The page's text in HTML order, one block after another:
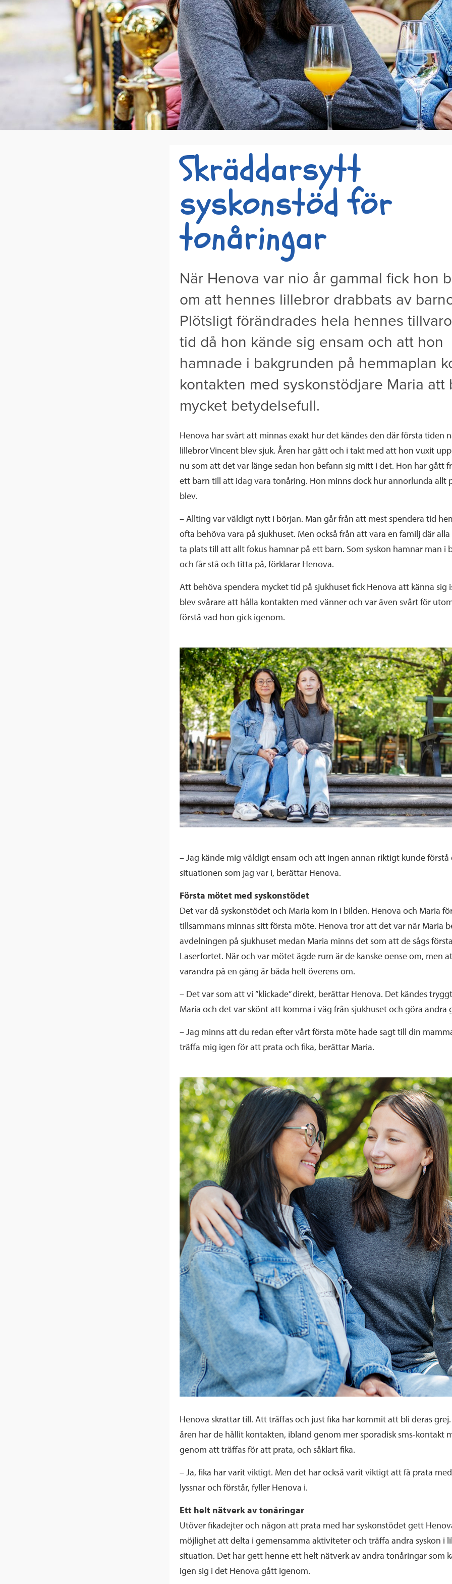
Skräddarsytt
syskonstöd för
tonåringar
När Henova var nio år gammal fick hon
om att hennes lillebror drabbats av
Plötsligt förändrades hela hennes
tid då hon kände sig ensam och att hon
hamnade i bakgrunden på hemmaplan
kontakten med syskonstödjare Maria att
mycket betydelsefull.
Henova har svårt att minnas exakt hur det kändes den där första tiden
lillebror Vincent blev sjuk. Åren har gått och i takt med att hon vuxit
nu som att det var länge sedan hon befann sig mitt i det. Hon har gått
ett barn till att idag vara tonåring. Hon minns dock hur annorlunda allt
blev.
– Allting var väldigt nytt i början. Man går från att mest spendera tid
ofta behöva vara på sjukhuset. Men också från att vara en familj där alla
ta plats till att allt fokus hamnar på ett barn. Som syskon hamnar man i
och får stå och titta på, förklarar Henova.
Att behöva spendera mycket tid på sjukhuset fick Henova att känna sig
blev svårare att hålla kontakten med vänner och var även svårt för
förstå vad hon gick igenom.
– Jag kände mig väldigt ensam och att ingen annan riktigt kunde förstå
situationen som jag var i, berättar Henova.
Första mötet med syskonstödet
Det var då syskonstödet och Maria kom in i bilden. Henova och Maria
tillsammans minnas sitt första möte. Henova tror att det var när Maria
avdelningen på sjukhuset medan Maria minns det som att de sågs
Laserfortet. När och var mötet ägde rum är de kanske oense om, men
varandra på en gång är båda helt överens om.
– Det var som att vi ”klickade” direkt, berättar Henova. Det kändes
Maria och det var skönt att komma i väg från sjukhuset och göra andra
– Jag minns att du redan efter vårt första möte hade sagt till din
träffa mig igen för att prata och fika, berättar Maria.
Henova skrattar till. Att träffas och just fika har kommit att bli deras
åren har de hållit kontakten, ibland genom mer sporadisk sms-kontakt
genom att träffas för att prata, och såklart fika.
– Ja, fika har varit viktigt. Men det har också varit viktigt att få prata
lyssnar och förstår, fyller Henova i.
Ett helt nätverk av tonåringar
Utöver fikadejter och någon att prata med har syskonstödet gett
möjlighet att delta i gemensamma aktiviteter och träffa andra syskon i
situation. Det har gett henne ett helt nätverk av andra tonåringar som
igen sig i det Henova gått igenom.